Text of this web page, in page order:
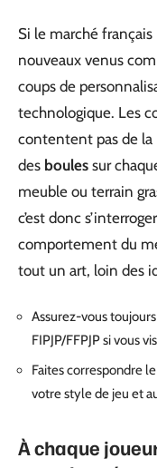
Si le marché
nouveaux venus
coups de
technologique. Les
contentent pas de la
des boules sur
meuble ou terrain
c’est donc
comportement du
tout un art, loin des
Assurez-vous
FIPJP/FFPJP si vous
Faites correspondre
votre style de jeu et
À chaque